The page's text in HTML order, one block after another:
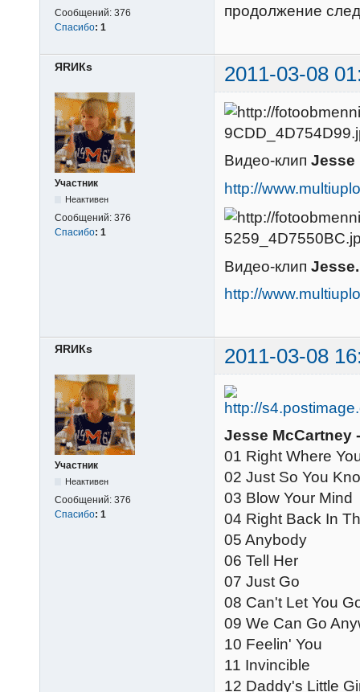
Сообщений: 376
Спасибо: 1
продолжение
ЯRИКs 2011-03-08
Участник
Неактивен
Сообщений: 376
Спасибо: 1
Видео-клип Jesse
http://
Видео-клип
http://
ЯRИКs 2011-03-08
Участник
Неактивен
Сообщений: 376
Спасибо: 1
Jesse McCartney
01 Right Where
02 Just So You
03 Blow Your Mind
04 Right Back In
05 Anybody
06 Tell Her
07 Just Go
08 Can't Let You
09 We Can Go
10 Feelin' You
11 Invincible
12 Daddy's Little